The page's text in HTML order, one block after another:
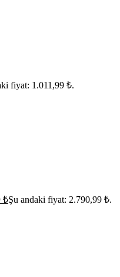
fiyat: 1.011,99 ₺.
₺Şu andaki fiyat: 2.790,99 ₺.